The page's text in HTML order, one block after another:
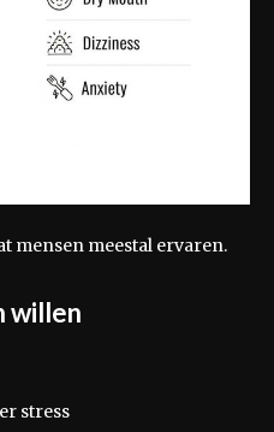
mensen meestal ervaren.
willen
stress